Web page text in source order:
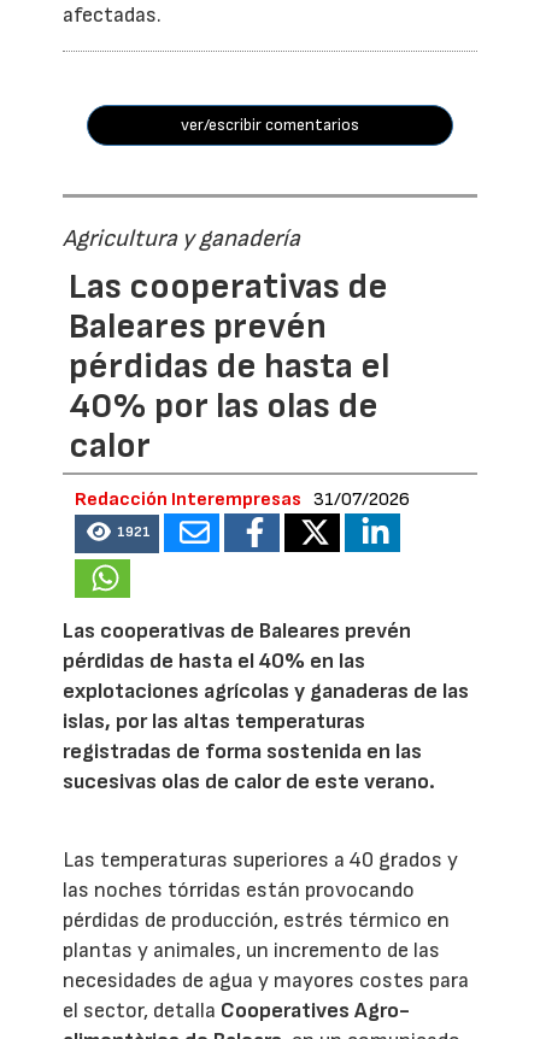
afectadas.
ver/escribir comentarios
Agricultura y ganadería
Las cooperativas de
Baleares prevén
pérdidas de hasta el
40% por las olas de
calor
Redacción Interempresas 31/07/2026
1921
Las cooperativas de Baleares prevén
pérdidas de hasta el 40% en las
explotaciones agrícolas y ganaderas de las
islas, por las altas temperaturas
registradas de forma sostenida en las
sucesivas olas de calor de este verano.
Las temperaturas superiores a 40 grados y
las noches tórridas están provocando
pérdidas de producción, estrés térmico en
plantas y animales, un incremento de las
necesidades de agua y mayores costes para
el sector, detalla Cooperatives Agro-